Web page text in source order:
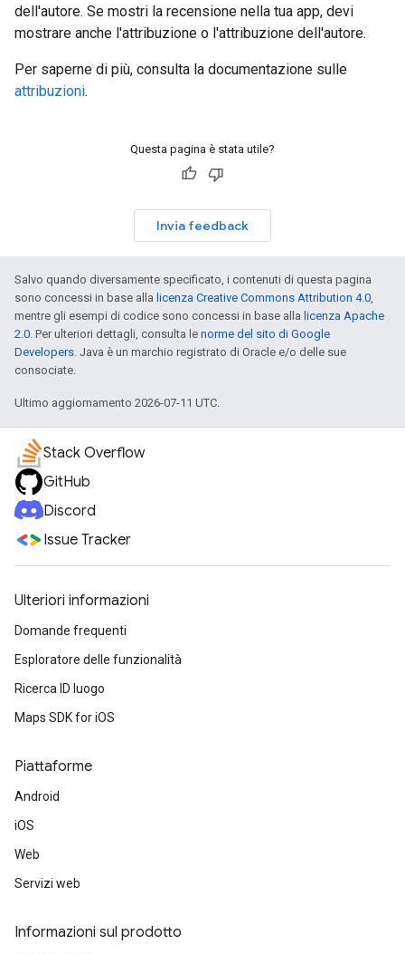
dell'autore. Se mostri la recensione nella tua app, devi
mostrare anche l'attribuzione o l'attribuzione dell'autore.
Per saperne di più, consulta la documentazione sulle
attribuzioni.
Questa pagina è stata utile?
Invia feedback
Salvo quando diversamente specificato, i contenuti di questa pagina
sono concessi in base alla licenza Creative Commons Attribution 4.0,
mentre gli esempi di codice sono concessi in base alla licenza Apache
2.0. Per ulteriori dettagli, consulta le norme del sito di Google
Developers. Java è un marchio registrato di Oracle e/o delle sue
consociate.
Ultimo aggiornamento 2026-07-11 UTC.
Stack Overflow
GitHub
Discord
Issue Tracker
Ulteriori informazioni
Domande frequenti
Esploratore delle funzionalità
Ricerca ID luogo
Maps SDK for iOS
Piattaforme
Android
iOS
Web
Servizi web
Informazioni sul prodotto